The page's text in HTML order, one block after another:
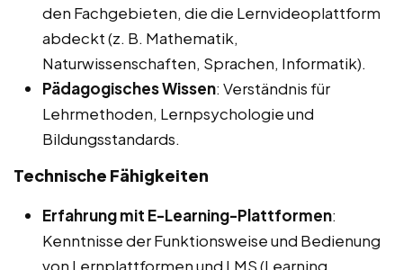
den Fachgebieten, die die Lernvideoplattform
abdeckt (z. B. Mathematik,
Naturwissenschaften, Sprachen, Informatik).
Pädagogisches Wissen: Verständnis für
Lehrmethoden, Lernpsychologie und
Bildungsstandards.
Technische Fähigkeiten
Erfahrung mit E-Learning-Plattformen:
Kenntnisse der Funktionsweise und Bedienung
von Lernplattformen und LMS (Learning